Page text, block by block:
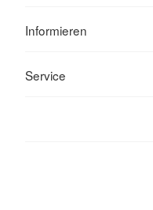
Informieren
Service